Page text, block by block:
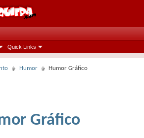
Quick Links
Humor Humor Gráfico
Gráfico